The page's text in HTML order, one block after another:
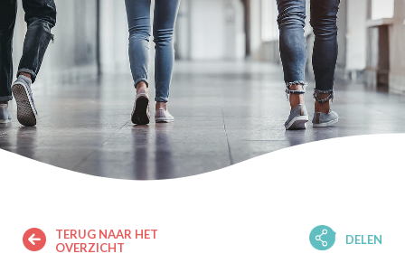
TERUG NAAR HET
OVERZICHT
DELEN